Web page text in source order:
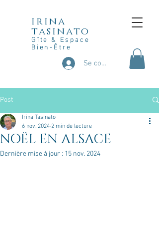
irina
tasinato
Gîte & Espace
Bien-Être
Se connecter
Post
NOËL EN ALSACE
Irina Tasinato
6 nov. 2024 2 min de lecture
Dernière mise à jour : 15 nov. 2024